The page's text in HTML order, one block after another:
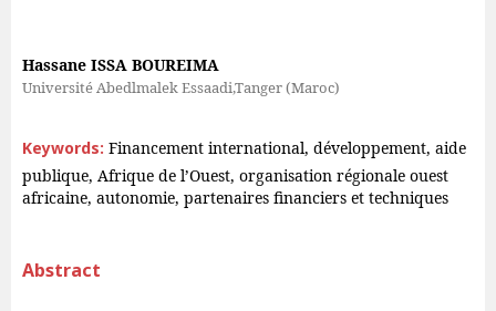
Hassane ISSA BOUREIMA
Université Abedlmalek Essaadi,Tanger (Maroc)
Keywords: Financement international, développement, aide
publique, Afrique de l’Ouest, organisation régionale ouest
africaine, autonomie, partenaires financiers et techniques
Abstract